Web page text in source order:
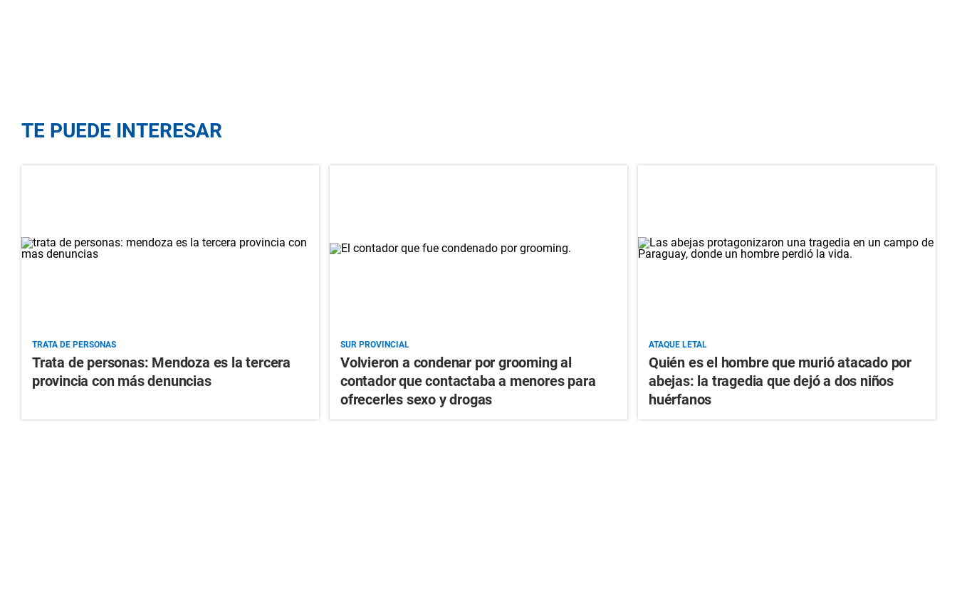
TE PUEDE INTERESAR
TRATA DE PERSONAS
Trata de personas: Mendoza es la tercera
provincia con más denuncias
SUR PROVINCIAL
Volvieron a condenar por grooming al
contador que contactaba a menores para
ofrecerles sexo y drogas
ATAQUE LETAL
Quién es el hombre que murió atacado por
abejas: la tragedia que dejó a dos niños
huérfanos